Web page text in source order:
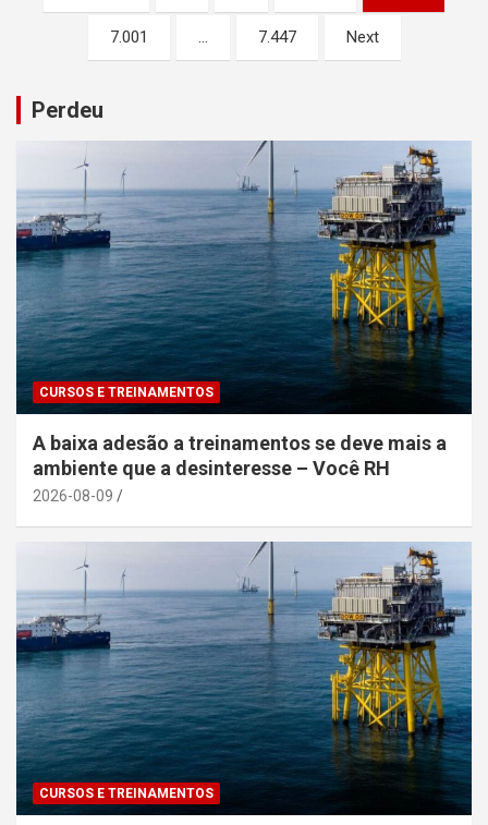
de
7.001 … 7.447 Next
Perdeu
CURSOS E TREINAMENTOS
A baixa adesão a treinamentos se deve mais a
ambiente que a desinteresse – Você RH
2026-08-09
CURSOS E TREINAMENTOS